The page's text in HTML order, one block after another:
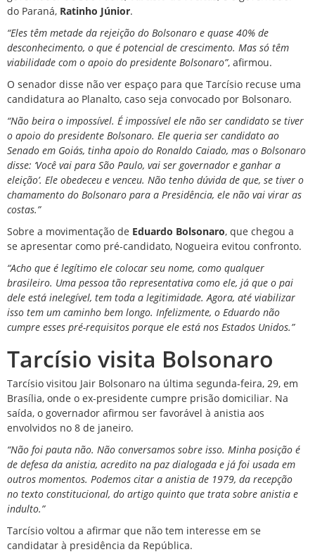
do Paraná, Ratinho Júnior.
“Eles têm metade da rejeição do Bolsonaro e quase 40% de
desconhecimento, o que é potencial de crescimento. Mas só têm
viabilidade com o apoio do presidente Bolsonaro”, afirmou.
O senador disse não ver espaço para que Tarcísio recuse uma
candidatura ao Planalto, caso seja convocado por Bolsonaro.
“Não beira o impossível. É impossível ele não ser candidato se tiver
o apoio do presidente Bolsonaro. Ele queria ser candidato ao
Senado em Goiás, tinha apoio do Ronaldo Caiado, mas o Bolsonaro
disse: ‘Você vai para São Paulo, vai ser governador e ganhar a
eleição’. Ele obedeceu e venceu. Não tenho dúvida de que, se tiver o
chamamento do Bolsonaro para a Presidência, ele não vai virar as
costas.”
Sobre a movimentação de Eduardo Bolsonaro, que chegou a
se apresentar como pré-candidato, Nogueira evitou confronto.
“Acho que é legítimo ele colocar seu nome, como qualquer
brasileiro. Uma pessoa tão representativa como ele, já que o pai
dele está inelegível, tem toda a legitimidade. Agora, até viabilizar
isso tem um caminho bem longo. Infelizmente, o Eduardo não
cumpre esses pré-requisitos porque ele está nos Estados Unidos.”
Tarcísio visita Bolsonaro
Tarcísio visitou Jair Bolsonaro na última segunda-feira, 29, em
Brasília, onde o ex-presidente cumpre prisão domiciliar. Na
saída, o governador afirmou ser favorável à anistia aos
envolvidos no 8 de janeiro.
“Não foi pauta não. Não conversamos sobre isso. Minha posição é
de defesa da anistia, acredito na paz dialogada e já foi usada em
outros momentos. Podemos citar a anistia de 1979, da recepção
no texto constitucional, do artigo quinto que trata sobre anistia e
indulto.”
Tarcísio voltou a afirmar que não tem interesse em se
candidatar à presidência da República.